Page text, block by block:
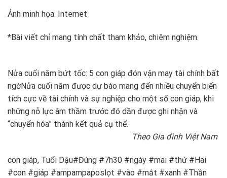
Ảnh minh họa: Internet
*Bài viết chỉ mang tính chất tham khảo, chiêm nghiệm.
Nửa cuối năm bứt tốc: 5 con giáp đón vận may tài chính bất
ngờNửa cuối năm được dự báo mang đến nhiều chuyển biến
tích cực về tài chính và sự nghiệp cho một số con giáp, khi
những nỗ lực âm thầm trước đó dần được ghi nhận và
“chuyển hóa” thành kết quả cụ thể.
Theo Gia đình Việt Nam
con giáp, Tuổi Dậu#Đúng #7h30 #ngày #mai #thứ #Hai
#con #giáp #ampampaposlọt #vào #mắt #xanh #Thần